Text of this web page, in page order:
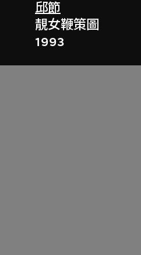
邱節
靚女鞭策圖
1993